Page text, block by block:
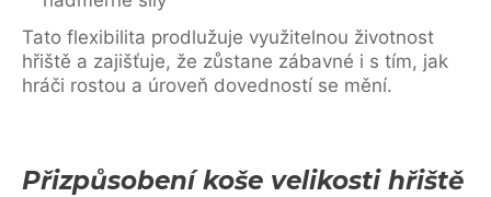
Tato flexibilita prodlužuje využitelnou životnost
hřiště a zajišťuje, že zůstane zábavné i s tím, jak
hráči rostou a úroveň dovedností se mění.
Přizpůsobení koše velikosti hřiště